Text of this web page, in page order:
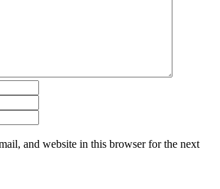
and website in this browser for the next